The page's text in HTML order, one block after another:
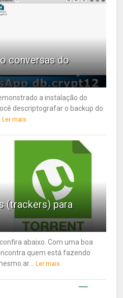
conversas do
a instalação do
descriptografar o backup do
Ler mais
(trackers) para
abaixo. Com uma boa
quem está fazendo
ar...
Ler mais